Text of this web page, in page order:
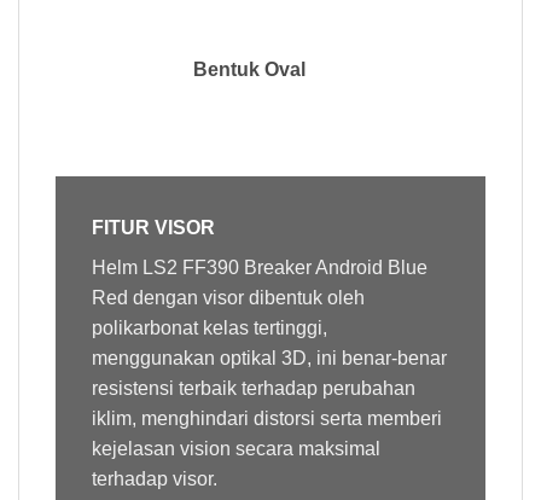
Bentuk Oval
FITUR VISOR
Helm LS2 FF390 Breaker Android Blue
Red dengan visor dibentuk oleh
polikarbonat kelas tertinggi,
menggunakan optikal 3D, ini benar-benar
resistensi terbaik terhadap perubahan
iklim, menghindari distorsi serta memberi
kejelasan vision secara maksimal
terhadap visor.